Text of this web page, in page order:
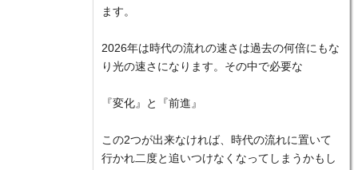
ます。
2026年は時代の流れの速さは過去の何倍にもな
り光の速さになります。その中で必要な
『変化』と『前進』
この2つが出来なければ、時代の流れに置いて
行かれ二度と追いつけなくなってしまうかもし